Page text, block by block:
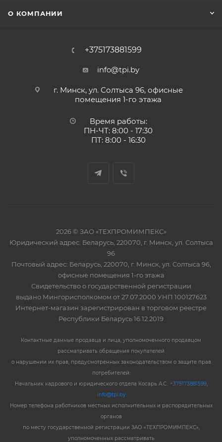
О КОМПАНИИ
+375173881599
info@tpi.by
г. Минск, ул. Солтыса 96, офисные
помещения 1-го этажа
Время работы:
ПН-ЧТ: 8:00 - 17:30
ПТ: 8:00 - 16:30
2026 © ЗАО «ТЕХПРОМИМПЕКС»
Юридический адрес: Беларусь, 220070, г. Минск, ул. Солтыса
96
Почтовый адрес: Беларусь, 220070, г. Минск, ул. Солтыса 96,
офисные помещения 1-го этажа
Свидетельство о государственной регистрации
выдано Мингорисполкомом от 27.07.2000 УНП 100127623
Интернет-магазин зарегистрирован в торговом реестре
Республики Беларусь 16.12.2019
Контактные данные продавца и лица, уполномоченного продавцом
рассматривать обращения покупателей
о нарушении их прав, предусмотренных законодательством о защите прав
потребителей:
Начальник кадрового и юридического отдела Косарь А.С.: +375173881599,
info@tpi.by
Номер телефона работников местных исполнительных и распорядительных
органов
по месту государственной регистрации ЗАО «ТЕХПРОМИМПЕКС»,
уполномоченных рассматривать